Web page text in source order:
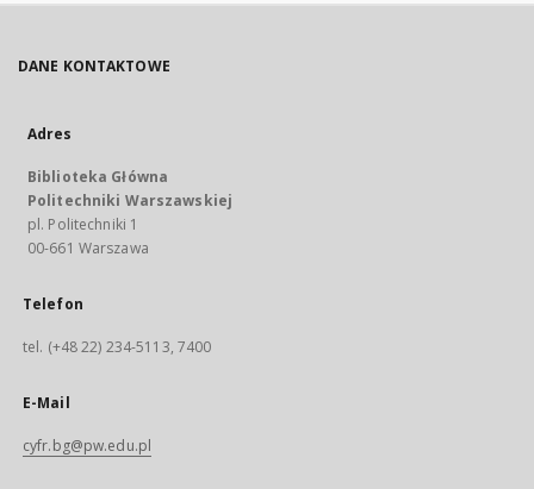
DANE KONTAKTOWE
Adres
Biblioteka Główna
Politechniki Warszawskiej
pl. Politechniki 1
00-661 Warszawa
Telefon
tel. (+48 22) 234-5113, 7400
E-Mail
cyfr.bg@pw.edu.pl